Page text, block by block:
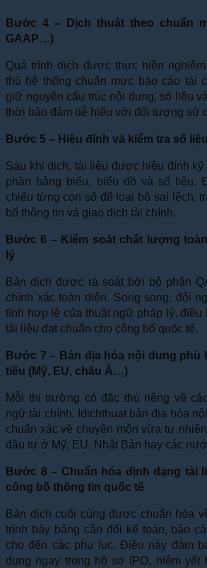
Bước 4 – Dịch thuật theo chuẩn
GAAP…)
Quá trình dịch được thực hiện
thủ hệ thống chuẩn mực báo cáo tài
giữ nguyên cấu trúc nội dung, số liệu
thời bảo đảm dễ hiểu với đối tượng sử
Bước 5 – Hiệu đính và kiểm tra số
Sau khi dịch, tài liệu được hiệu đính kỹ
phần bảng biểu, biểu đồ và số liệu.
chiếu từng con số để loại bỏ sai lệch,
bố thông tin và giao dịch tài chính.
Bước 6 – Kiểm soát chất lượng
lý
Bản dịch được rà soát bởi bộ phận
chính xác toàn diện. Song song, đội
tính hợp lệ của thuật ngữ pháp lý, điều
tài liệu đạt chuẩn cho công bố quốc tế.
Bước 7 – Bản địa hóa nội dung
tiêu (Mỹ, EU, châu Á…)
Mỗi thị trường có đặc thù riêng về
ngữ tài chính. Idichthuat bản địa hóa
chuẩn xác về chuyên môn vừa tự
đầu tư ở Mỹ, EU, Nhật Bản hay các
Bước 8 – Chuẩn hóa định dạng tài
công bố thông tin quốc tế
Bản dịch cuối cùng được chuẩn hóa
trình bày bảng cân đối kế toán, báo
cho đến các phụ lục. Điều này đảm
dụng ngay trong hồ sơ IPO, niêm yết